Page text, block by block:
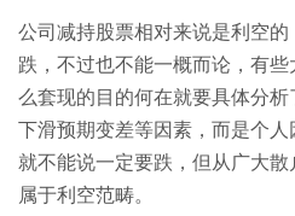
公司减持股票相对来说是利空
跌，不过也不能一概而论，有
么套现的目的何在就要具体分
下滑预期变差等因素，而是个
就不能说一定要跌，但从广大
属于利空范畴。